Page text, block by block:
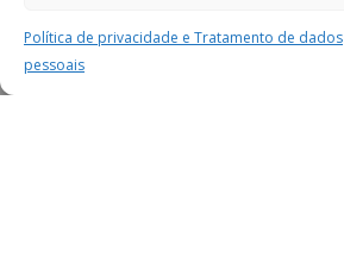
Política de privacidade e Tratamento de dados
pessoais